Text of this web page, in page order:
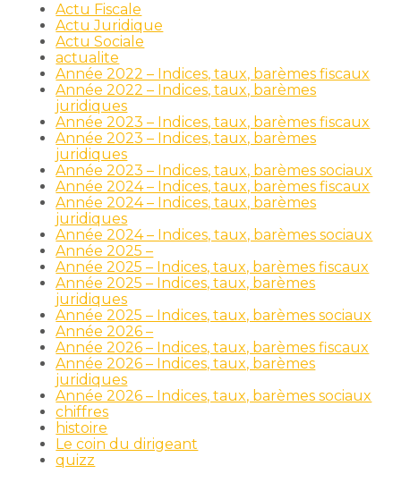
Actu Fiscale
Actu Juridique
Actu Sociale
actualite
Année 2022 – Indices, taux, barèmes fiscaux
Année 2022 – Indices, taux, barèmes
juridiques
Année 2023 – Indices, taux, barèmes fiscaux
Année 2023 – Indices, taux, barèmes
juridiques
Année 2023 – Indices, taux, barèmes sociaux
Année 2024 – Indices, taux, barèmes fiscaux
Année 2024 – Indices, taux, barèmes
juridiques
Année 2024 – Indices, taux, barèmes sociaux
Année 2025 –
Année 2025 – Indices, taux, barèmes fiscaux
Année 2025 – Indices, taux, barèmes
juridiques
Année 2025 – Indices, taux, barèmes sociaux
Année 2026 –
Année 2026 – Indices, taux, barèmes fiscaux
Année 2026 – Indices, taux, barèmes
juridiques
Année 2026 – Indices, taux, barèmes sociaux
chiffres
histoire
Le coin du dirigeant
quizz